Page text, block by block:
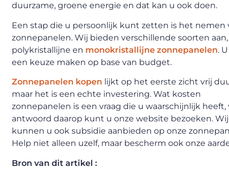
duurzame, groene energie en dat kan u ook doen.
Een stap die u persoonlijk kunt zetten is het nemen
zonnepanelen. Wij bieden verschillende soorten aan,
polykristallijne en monokristallijne zonnepanelen.
een keuze maken op base van budget.
Zonnepanelen kopen lijkt op het eerste zicht vrij
maar het is een echte investering. Wat kosten
zonnepanelen is een vraag die u waarschijnlijk heeft,
antwoord daarop kunt u onze website bezoeken. Wij
kunnen u ook subsidie aanbieden op onze
Help niet alleen uzelf, maar bescherm ook onze
Bron van dit artikel :